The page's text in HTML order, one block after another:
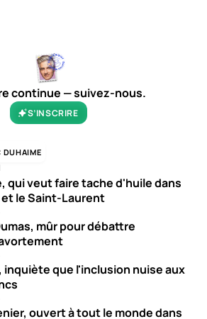
continue — suivez-nous.
S’INSCRIRE
DUHAIME
qui veut faire tache d'huile dans
et le Saint-Laurent
mûr pour débattre
inquiète que l'inclusion nuise aux
ouvert à tout le monde dans